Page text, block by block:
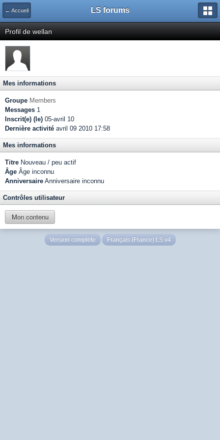
← Accueil LS forums
Profil de wellan
Mes informations
Groupe Members
Messages 1
Inscrit(e) (le) 05-avril 10
Dernière activité avril 09 2010 17:58
Mes informations
Titre Nouveau / peu actif
Âge Âge inconnu
Anniversaire Anniversaire inconnu
Contrôles utilisateur
Mon contenu
Version complète Français (France) LS v4